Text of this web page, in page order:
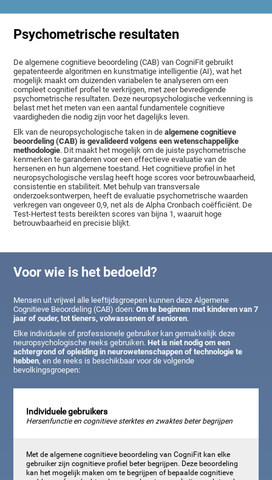
Psychometrische resultaten
De algemene cognitieve beoordeling (CAB) van CogniFit gebruikt
gepatenteerde algoritmen en kunstmatige intelligentie (AI), wat het
mogelijk maakt om duizenden variabelen te analyseren om een
compleet cognitief profiel te verkrijgen, met zeer bevredigende
psychometrische resultaten. Deze neuropsychologische verkenning is
belast met het meten van een aantal fundamentele cognitieve
vaardigheden die nodig zijn voor het dagelijks leven.
Elk van de neuropsychologische taken in dealgemene cognitieve
beoordeling (CAB) is gevalideerd volgens een wetenschappelijke
methodologie. Dit maakt het mogelijk om de juiste psychometrische
kenmerken te garanderen voor een effectieve evaluatie van de
hersenen en hun algemene toestand. Het cognitieve profiel in het
neuropsychologische verslag heeft hoge scores voor betrouwbaarheid,
consistentie en stabiliteit. Met behulp van transversale
onderzoeksontwerpen, heeft de evaluatie psychometrische waarden
verkregen van ongeveer 0,9, net als de Alpha Cronbach coëfficiënt. De
Test-Hertest tests bereikten scores van bijna 1, waaruit hoge
betrouwbaarheid en precisie blijkt.
Voor wie is het bedoeld?
Mensen uit vrijwel alle leeftijdsgroepen kunnen deze Algemene
Cognitieve Beoordeling (CAB) doen:Om te beginnen met kinderen van 7
jaar of ouder, tot tieners, volwassenen of senioren.
Elke individuele of professionele gebruiker kan gemakkelijk deze
neuropsychologische reeks gebruiken.Het is niet nodig om een
achtergrond of opleiding in neurowetenschappen of technologie te
hebben, en de reeks is beschikbaar voor de volgende
bevolkingsgroepen:
Individuele gebruikers
Hersenfunctie en cognitieve sterktes en zwaktes beter begrijpen
Met de algemene cognitieve beoordeling van CogniFit kan elke
gebruiker zijn cognitieve profiel beter begrijpen. Deze beoordeling
kan het mogelijk maken om te begrijpen of bepaalde cognitieve